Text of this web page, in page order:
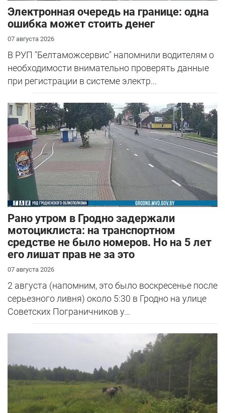
Электронная очередь на границе: одна
ошибка может стоить денег
07 августа 2026
В РУП "Белтаможсервис" напомнили водителям о
необходимости внимательно проверять данные
при регистрации в системе электр...
Рано утром в Гродно задержали
мотоциклиста: на транспортном
средстве не было номеров. Но на 5 лет
его лишат прав не за это
07 августа 2026
2 августа (напомним, это было воскресенье после
серьезного ливня) около 5:30 в Гродно на улице
Советских Пограничников у...